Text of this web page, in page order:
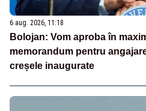
6 aug. 2026, 11:18
Bolojan: Vom aproba în
memorandum pentru
creșele inaugurate